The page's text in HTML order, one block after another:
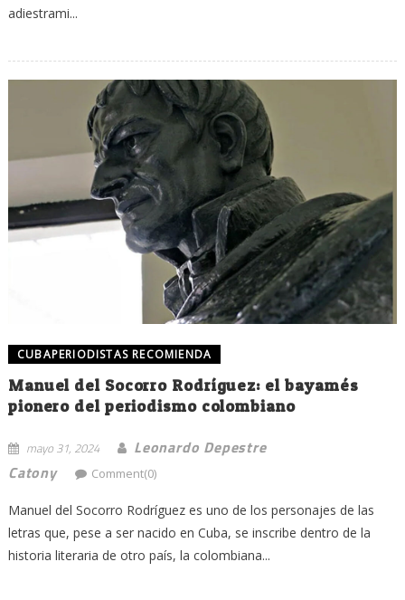
adiestrami...
CUBAPERIODISTAS RECOMIENDA
Manuel del Socorro Rodríguez: el bayamés
pionero del periodismo colombiano
mayo 31, 2024
Leonardo Depestre
Catony
Comment(0)
Manuel del Socorro Rodríguez es uno de los personajes de las
letras que, pese a ser nacido en Cuba, se inscribe dentro de la
historia literaria de otro país, la colombiana...